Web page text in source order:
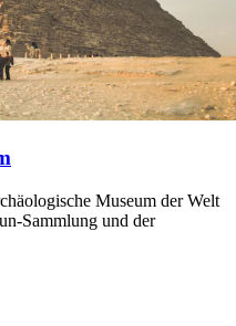
Museum der Welt
Sammlung und der